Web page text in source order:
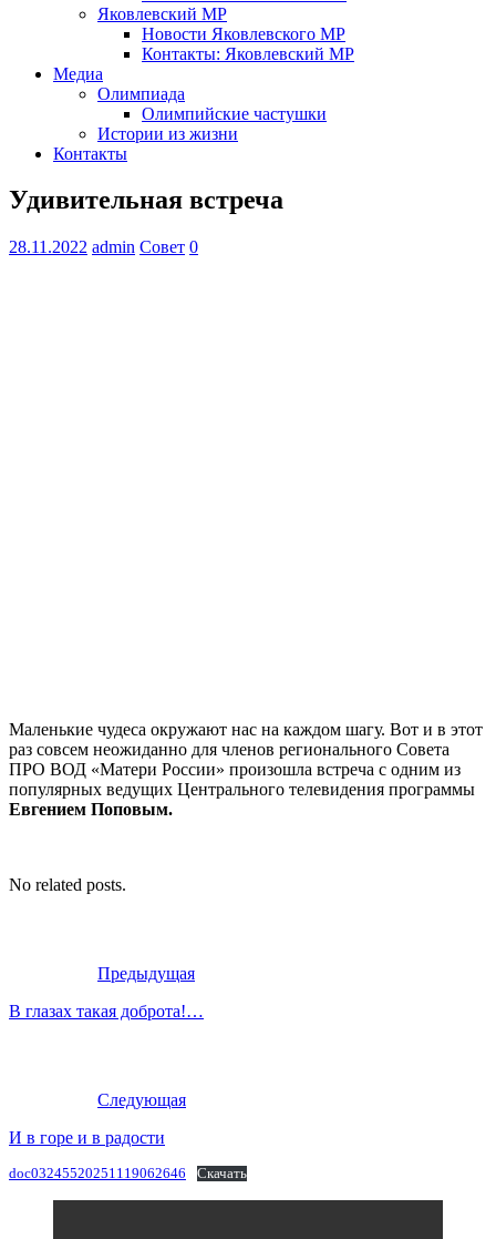
Яковлевский МР
Новости Яковлевского МР
Контакты: Яковлевский МР
Медиа
Олимпиада
Олимпийские частушки
Истории из жизни
Контакты
Удивительная встреча
28.11.2022 admin Совет 0
Маленькие чудеса окружают нас на каждом шагу. Вот и в этот
раз совсем неожиданно для членов регионального Совета
ПРО ВОД «Матери России» произошла встреча с одним из
популярных ведущих Центрального телевидения программы
Евгением Поповым.
No related posts.
Предыдущая
В глазах такая доброта!…
Следующая
И в горе и в радости
doc03245520251119062646 Скачать